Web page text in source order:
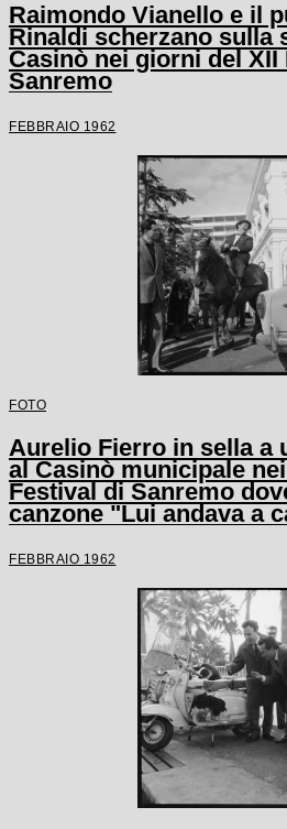
Raimondo Vianello e il
Rinaldi scherzano sulla
Casinò nei giorni del XII
Sanremo
FEBBRAIO 1962
FOTO
Aurelio Fierro in sella a
al Casinò municipale
Festival di Sanremo
canzone "Lui andava a
FEBBRAIO 1962